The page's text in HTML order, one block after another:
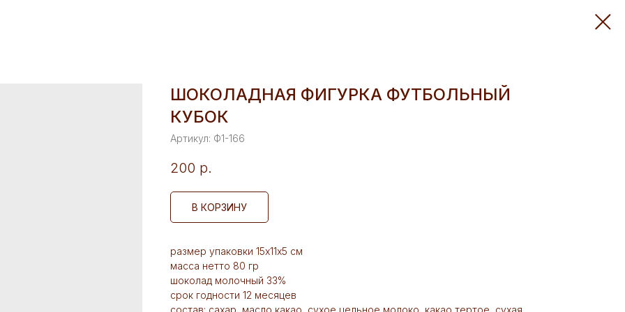
ШОКОЛАДНАЯ ФИГУРКА ФУТБОЛЬНЫЙ
КУБОК
Артикул: Ф1-166
200 р.
В КОРЗИНУ
размер упаковки 15х11х5 см
масса нетто 80 гр
шоколад молочный 33%
срок годности 12 месяцев
состав: сахар, масло какао, сухое цельное молоко, какао тертое, сухая